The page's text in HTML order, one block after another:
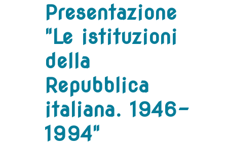
Presentazione
"Le istituzioni
della
Repubblica
italiana. 1946-
1994"